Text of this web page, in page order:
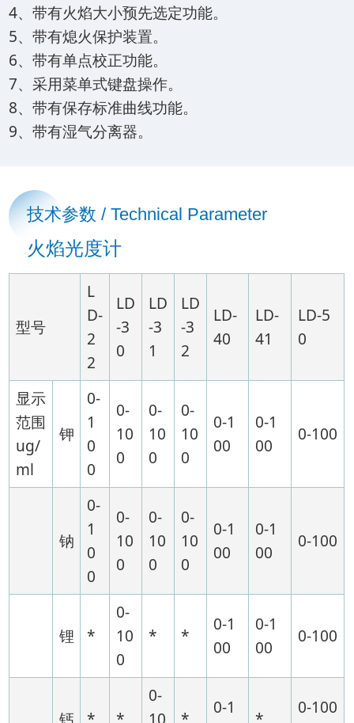
4、带有火焰大小预先选定功能。
5、带有熄火保护装置。
6、带有单点校正功能。
7、采用菜单式键盘操作。
8、带有保存标准曲线功能。
9、带有湿气分离器。
技术参数 / Technical Parameter
火焰光度计
型号
L
D-
2
2
LD
-3
0
LD
-3
1
LD
-3
2
LD-
40
LD-
41
LD-5
0
显示
范围
ug/
ml
钾
0-
1
0
0
0-
10
0
0-
10
0
0-
10
0
0-1
00
0-1
00
0-100
钠
0-
1
0
0
0-
10
0
0-
10
0
0-
10
0
0-1
00
0-1
00
0-100
锂 *
0-
10
0
* *
0-1
00
0-1
00
0-100
钙 * *
0-
10
*
0-1
*
0-100